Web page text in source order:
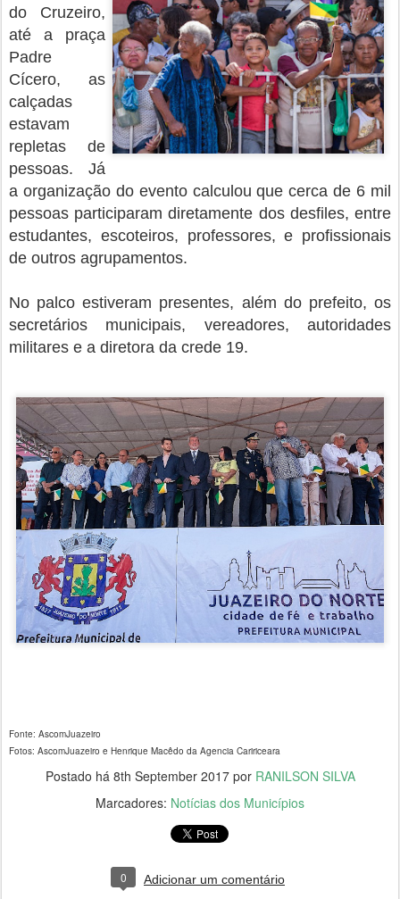
do Cruzeiro,
até a praça
Padre
Cícero, as
calçadas
estavam
repletas de
pessoas. Já
a organização do evento calculou que cerca de 6 mil
pessoas participaram diretamente dos desfiles, entre
estudantes, escoteiros, professores, e profissionais
de outros agrupamentos.
No palco estiveram presentes, além do prefeito, os
secretários municipais, vereadores, autoridades
militares e a diretora da crede 19.
Fonte: AscomJuazeiro
Fotos: AscomJuazeiro e Henrique Macêdo da Agencia Caririceara
Postado há 8th September 2017por RANILSON SILVA
Marcadores: Notícias dos Municípios
0 Adicionar um comentário